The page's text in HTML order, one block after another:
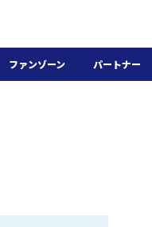
ファンゾーン パートナー